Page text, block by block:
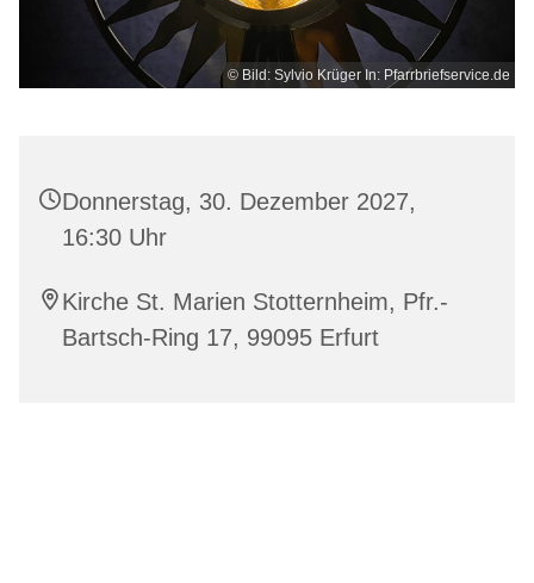
© Bild: Sylvio Krüger In: Pfarrbriefservice.de
Donnerstag, 30. Dezember 2027,
16:30 Uhr
Kirche St. Marien Stotternheim, Pfr.-
Bartsch-Ring 17, 99095 Erfurt